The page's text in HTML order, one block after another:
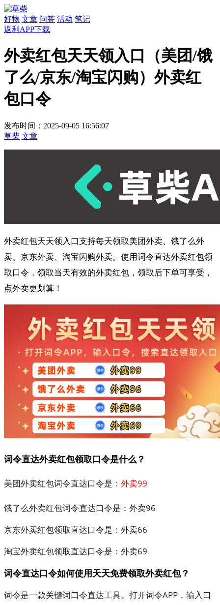
好物 文章 问答 活动 笔记
返利APP下载
外卖红包天天领入口（美团/饿
了么/京东/淘宝闪购）外卖红
包口令
发布时间：2025-09-05 16:56:07
草柴 文章
外卖红包天天领入口支持每天领取美团外卖、饿了么外
卖、京东外卖、淘宝闪购外卖。使用词令直达外卖红包领
取口令，领取当天有效的外卖红包，领取后下单可享受，
点外卖更划算！
词令直达外卖红包领取口令是什么？
美团外卖红包词令直达口令是： 外卖99
饿了么外卖红包词令直达口令是： 外卖96
京东外卖红包领取直达口令是： 外卖66
淘宝外卖红包领取直达口令是： 外卖69
词令直达口令如何使用天天免费领取外卖红包？
词令是一款关键词口令直达工具。打开词令APP，输入口